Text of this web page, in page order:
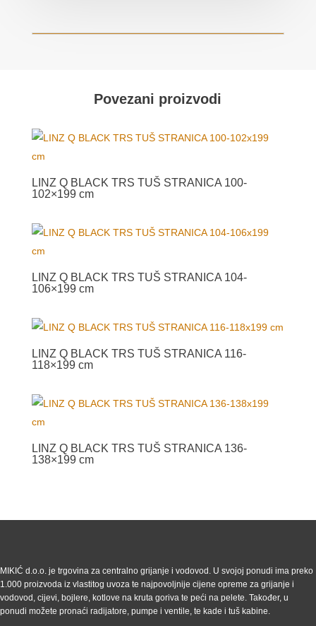
Povezani proizvodi
LINZ Q BLACK TRS TUŠ STRANICA 100-
102×199 cm
LINZ Q BLACK TRS TUŠ STRANICA 104-
106×199 cm
LINZ Q BLACK TRS TUŠ STRANICA 116-
118×199 cm
LINZ Q BLACK TRS TUŠ STRANICA 136-
138×199 cm
MIKIĆ d.o.o. je trgovina za centralno grijanje i vodovod. U svojoj ponudi ima preko
1.000 proizvoda iz vlastitog uvoza te najpovoljnije cijene opreme za grijanje i
vodovod, cijevi, bojlere, kotlove na kruta goriva te peći na pelete. Također, u
ponudi možete pronaći radijatore, pumpe i ventile, te kade i tuš kabine.